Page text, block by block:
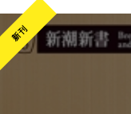
新刊